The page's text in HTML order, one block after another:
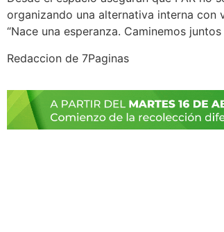
organizando una alternativa interna con
“Nace una esperanza. Caminemos juntos
Redaccion de 7Paginas